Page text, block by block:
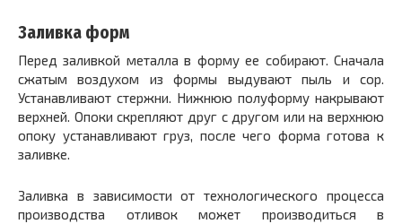
Заливка форм
Перед заливкой металла в форму ее собирают. Сначала
сжатым воздухом из формы выдувают пыль и сор.
Устанавливают стержни. Нижнюю полуформу накрывают
верхней. Опоки скрепляют друг с другом или на верхнюю
опоку устанавливают груз, после чего форма готова к
заливке.
Заливка в зависимости от технологического процесса
производства отливок может производиться в